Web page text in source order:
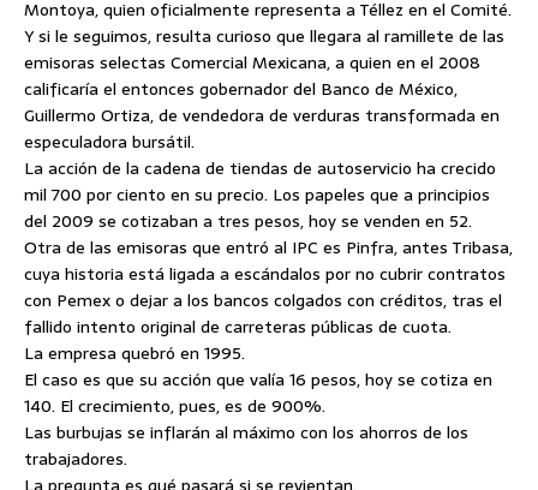
Montoya, quien oficialmente representa a Téllez en el Comité.
Y si le seguimos, resulta curioso que llegara al ramillete de las
emisoras selectas Comercial Mexicana, a quien en el 2008
calificaría el entonces gobernador del Banco de México,
Guillermo Ortiza, de vendedora de verduras transformada en
especuladora bursátil.
La acción de la cadena de tiendas de autoservicio ha crecido
mil 700 por ciento en su precio. Los papeles que a principios
del 2009 se cotizaban a tres pesos, hoy se venden en 52.
Otra de las emisoras que entró al IPC es Pinfra, antes Tribasa,
cuya historia está ligada a escándalos por no cubrir contratos
con Pemex o dejar a los bancos colgados con créditos, tras el
fallido intento original de carreteras públicas de cuota.
La empresa quebró en 1995.
El caso es que su acción que valía 16 pesos, hoy se cotiza en
140. El crecimiento, pues, es de 900%.
Las burbujas se inflarán al máximo con los ahorros de los
trabajadores.